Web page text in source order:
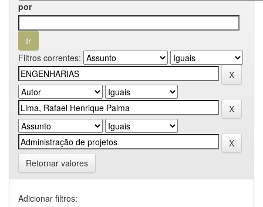
por
Filtros correntes:
Retornar valores
Adicionar filtros: